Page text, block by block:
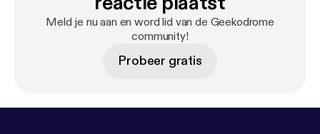
bit.ly/GeekodromeFacebook Soundcloud -
bit.ly/iTunesGeekodrome
Meld je nu aan en word lid van de Geekodrome
community!
Probeer gratis